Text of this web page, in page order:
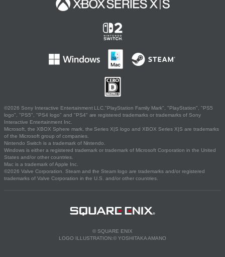
©2026 Sony Interactive Entertainment LLC."PlayStation Family Mark", "PlayStation", "PS5
logo", "PS5", "PS4 logo" and "PS4" are registered trademarks or trademarks of Sony
Interactive Entertainment Inc.
Microsoft, the XBOX Sphere mark, the Series X|S logo and XBOX Series X|S are trademarks
of the Microsoft group of companies.
Nintendo Switch is a trademark of Nintendo.
Windows is either a registered trademark or trademark of Microsoft Corporation in the United
States and/or other countries.
Mac is a trademark of Apple Inc.
©2026 Valve Corporation. Steam and the Steam logo are trademarks and/or registered
trademarks of Valve Corporation in the U.S. and/or other countries.
© SQUARE ENIX
LOGO ILLUSTRATION:© YOSHITAKA AMANO